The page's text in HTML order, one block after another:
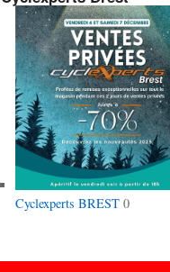
Cyclexperts BREST0